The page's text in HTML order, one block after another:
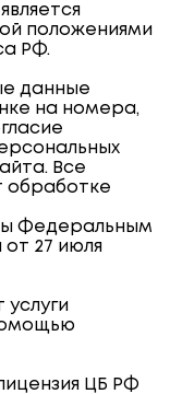
положениями
РФ.
данные
на номера,
Все
обработке
Федеральным
27 июля
ЦБ РФ